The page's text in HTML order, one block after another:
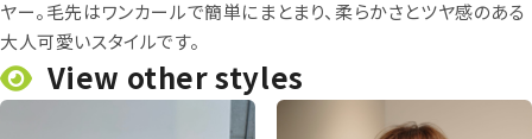
ヤー。毛先はワンカールで簡単にまとまり、柔らかさとツヤ感のある
大人可愛いスタイルです。
View other styles